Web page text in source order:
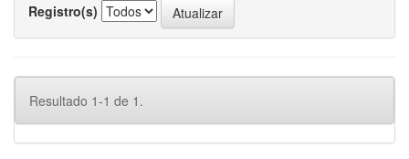
Registro(s)
Resultado 1-1 de 1.